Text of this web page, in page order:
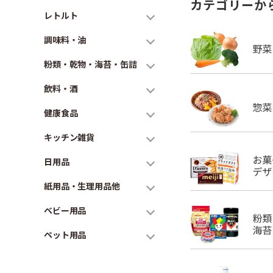
レトルト
調味料・油
粉類・乾物・海苔・缶詰
飲料・酒
健康食品
キッチン雑貨
日用品
紙用品・生理用品他
ベビー用品
ペット用品
カテゴリーか